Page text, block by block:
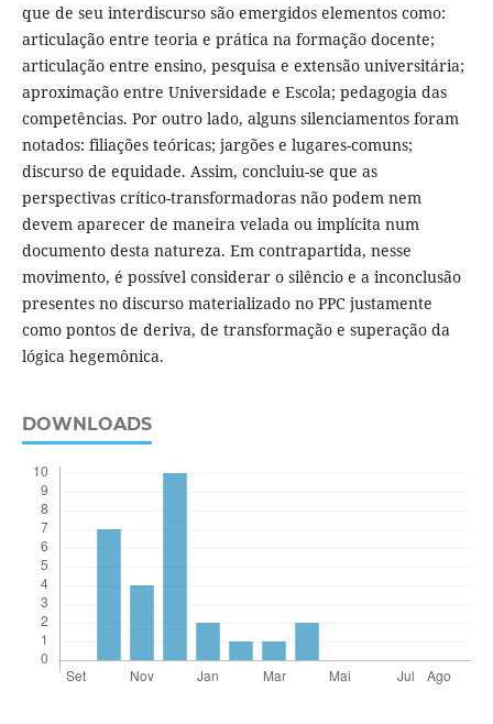
que de seu interdiscurso são emergidos elementos como:
articulação entre teoria e prática na formação docente;
articulação entre ensino, pesquisa e extensão universitária;
aproximação entre Universidade e Escola; pedagogia das
competências. Por outro lado, alguns silenciamentos foram
notados: filiações teóricas; jargões e lugares-comuns;
discurso de equidade. Assim, concluiu-se que as
perspectivas crítico-transformadoras não podem nem
devem aparecer de maneira velada ou implícita num
documento desta natureza. Em contrapartida, nesse
movimento, é possível considerar o silêncio e a inconclusão
presentes no discurso materializado no PPC justamente
como pontos de deriva, de transformação e superação da
lógica hegemônica.
DOWNLOADS